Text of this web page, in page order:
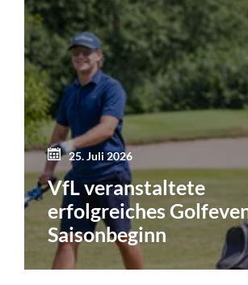
25. Juli 2026
VfL veranstaltete
erfolgreiches
Saisonbeginn